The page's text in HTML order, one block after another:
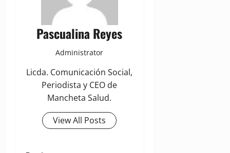
Pascualina Reyes
Administrator
Licda. Comunicación Social,
Periodista y CEO de
Mancheta Salud.
View All Posts